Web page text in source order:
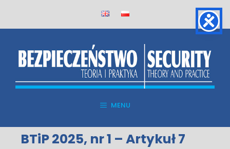
MENU
BTiP 2025, nr 1 – Artykuł 7